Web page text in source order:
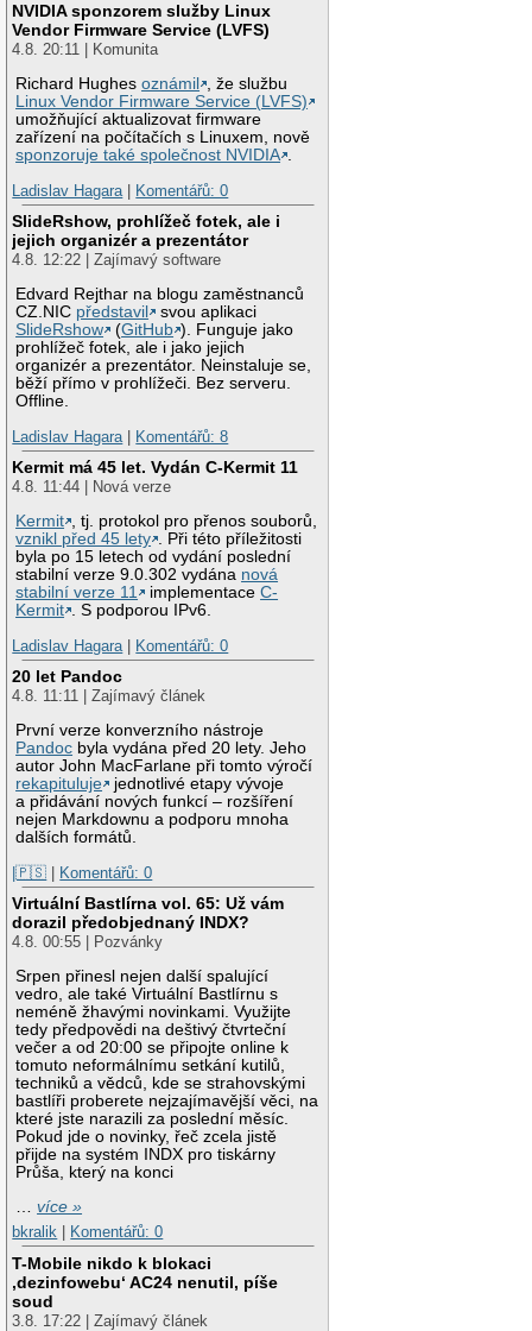
NVIDIA sponzorem služby Linux
Vendor Firmware Service (LVFS)
4.8. 20:11 | Komunita
Richard Hughesoznámil
, že službu
Linux Vendor Firmware Service (LVFS)
umožňující aktualizovat firmware
zařízení na počítačích s Linuxem, nově
sponzoruje také společnost NVIDIA .
Ladislav Hagara | Komentářů: 0
SlideRshow, prohlížeč fotek, ale i
jejich organizér a prezentátor
4.8. 12:22 | Zajímavý software
Edvard Rejthar na blogu zaměstnanců
CZ.NIC představil
svou aplikaci
SlideRshow
(GitHub ). Funguje jako
prohlížeč fotek, ale i jako jejich
organizér a prezentátor. Neinstaluje se,
běží přímo v prohlížeči. Bez serveru.
Offline.
Ladislav Hagara | Komentářů: 8
Kermit má 45 let. Vydán C-Kermit 11
4.8. 11:44 | Nová verze
Kermit , tj. protokol pro přenos souborů,
vznikl před 45 lety . Při této příležitosti
byla po 15 letech od vydání poslední
stabilní verze 9.0.302 vydána nová
stabilní verze 11
implementaceC-
Kermit . S podporou IPv6.
Ladislav Hagara | Komentářů: 0
20 let Pandoc
4.8. 11:11 | Zajímavý článek
První verze konverzního nástroje
Pandoc byla vydána před 20 lety. Jeho
autor John MacFarlane při tomto výročí
rekapituluje
jednotlivé etapy vývoje
a přidávání nových funkcí – rozšíření
nejen Markdownu a podporu mnoha
dalších formátů.
|🇵🇸 | Komentářů: 0
Virtuální Bastlírna vol. 65: Už vám
dorazil předobjednaný INDX?
4.8. 00:55 | Pozvánky
Srpen přinesl nejen další spalující
vedro, ale také Virtuální Bastlírnu s
neméně žhavými novinkami. Využijte
tedy předpovědi na deštivý čtvrteční
večer a od 20:00 se připojte online k
tomuto neformálnímu setkání kutilů,
techniků a vědců, kde se strahovskými
bastlíři proberete nejzajímavější věci, na
které jste narazili za poslední měsíc.
Pokud jde o novinky, řeč zcela jistě
přijde na systém INDX pro tiskárny
Průša, který na konci
…více »
bkralik
Komentářů: 0
T-Mobile nikdo k blokaci
‚dezinfowebu‘ AC24 nenutil, píše
soud
3.8. 17:22 | Zajímavý článek